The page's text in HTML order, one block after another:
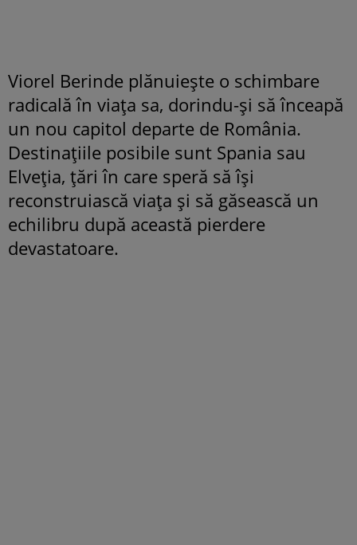
Viorel Berinde plănuiește o schimbare
radicală în viața sa, dorindu-și să înceapă
un nou capitol departe de România.
Destinațiile posibile sunt Spania sau
Elveția, țări în care speră să își
reconstruiască viața și să găsească un
echilibru după această pierdere
devastatoare.